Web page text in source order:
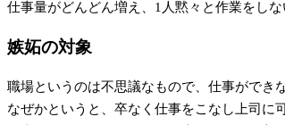
仕事量がどんどん増え、1人黙々と作業をし
嫉妬の対象
職場というのは不思議なもので、仕事ができ
なぜかというと、卒なく仕事をこなし上司に